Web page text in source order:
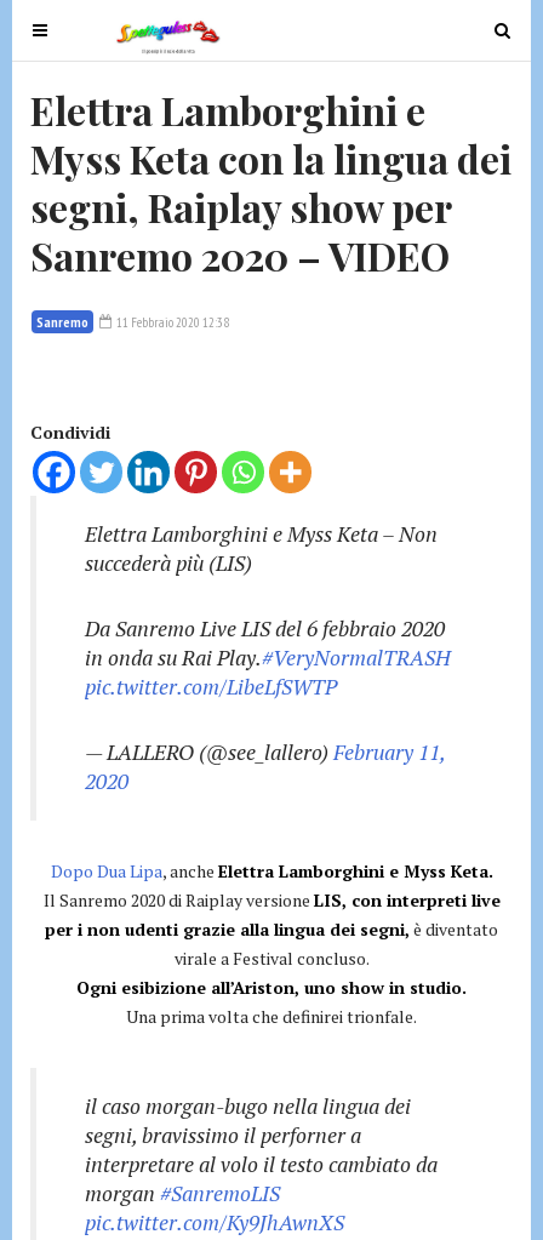
T
o
g
l
e
n
v
g
o
n
T
o
e
Elettra Lamborghini e
Myss Keta con la lingua dei
segni, Raiplay show per
Sanremo 2020 – VIDEO
Sanremo 11 Febbraio 2020 12:38
Condividi
Elettra Lamborghini e Myss Keta – Non
succederà più (LIS)
Da Sanremo Live LIS del 6 febbraio 2020
in onda su Rai Play.#VeryNormalTRASH
pic.twitter.com/LibeLfSWTP
— LALLERO (@see_lallero)February 11,
2020
Dopo Dua Lipa, anche Elettra Lamborghini e Myss Keta.
Il Sanremo 2020 di Raiplay versione LIS, con interpreti live
per i non udenti grazie alla lingua dei segni, è diventato
virale a Festival concluso.
Ogni esibizione all’Ariston, uno show in studio.
Una prima volta che definirei trionfale.
il caso morgan-bugo nella lingua dei
segni, bravissimo il perforner a
interpretare al volo il testo cambiato da
morgan #SanremoLIS
pic.twitter.com/Ky9JhAwnXS